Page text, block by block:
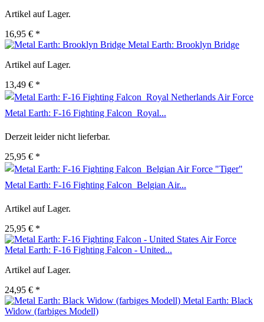
Artikel auf Lager.
16,95 € *
Metal Earth: Brooklyn Bridge
Artikel auf Lager.
13,49 € *
Metal Earth: F-16 Fighting Falcon  Royal...
Derzeit leider nicht lieferbar.
25,95 € *
Metal Earth: F-16 Fighting Falcon  Belgian Air...
Artikel auf Lager.
25,95 € *
Metal Earth: F-16 Fighting Falcon - United...
Artikel auf Lager.
24,95 € *
Metal Earth: Black
Widow (farbiges Modell)